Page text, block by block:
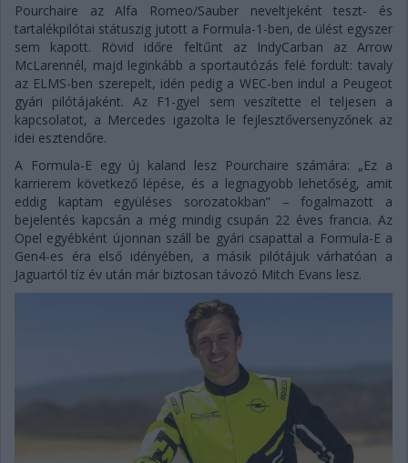
Pourchaire az Alfa Romeo/Sauber neveltjeként teszt- és
tartalékpilótai státuszig jutott a Formula-1-ben, de ülést egyszer
sem kapott. Rövid időre feltűnt az IndyCarban az Arrow
McLarennél, majd leginkább a sportautózás felé fordult: tavaly
az ELMS-ben szerepelt, idén pedig a WEC-ben indul a Peugeot
gyári pilótájaként. Az F1-gyel sem veszítette el teljesen a
kapcsolatot, a Mercedes igazolta le fejlesztőversenyzőnek az
idei esztendőre.
A Formula-E egy új kaland lesz Pourchaire számára: „Ez a
karrierem következő lépése, és a legnagyobb lehetőség, amit
eddig kaptam együléses sorozatokban” – fogalmazott a
bejelentés kapcsán a még mindig csupán 22 éves francia. Az
Opel egyébként újonnan száll be gyári csapattal a Formula-E a
Gen4-es éra első idényében, a másik pilótájuk várhatóan a
Jaguartól tíz év után már biztosan távozó Mitch Evans lesz.